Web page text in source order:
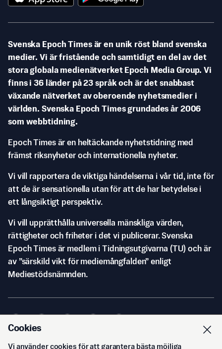
Svenska Epoch Times är en unik röst bland svenska
medier. Vi är fristående och samtidigt en del av det
stora globala medienätverket Epoch Media Group. Vi
finns i 36 länder på 23 språk och är det snabbast
växande nätverket av oberoende nyhetsmedier i
världen. Svenska Epoch Times grundades år 2006
som webbtidning.
Epoch Times är en heltäckande nyhetstidning med
främst riksnyheter och internationella nyheter.
Vi vill rapportera de viktiga händelserna i vår tid, inte för
att de är sensationella utan för att de har betydelse i
ett långsiktigt perspektiv.
Vi vill upprätthålla universella mänskliga värden,
rättigheter och friheter i det vi publicerar. Svenska
Epoch Times är medlem i Tidningsutgivarna (TU) och är
av ”särskild vikt för mediemångfalden” enligt
Mediestödsnämnden.
Cookies
Vi använder cookies för att garantera bästa möjliga